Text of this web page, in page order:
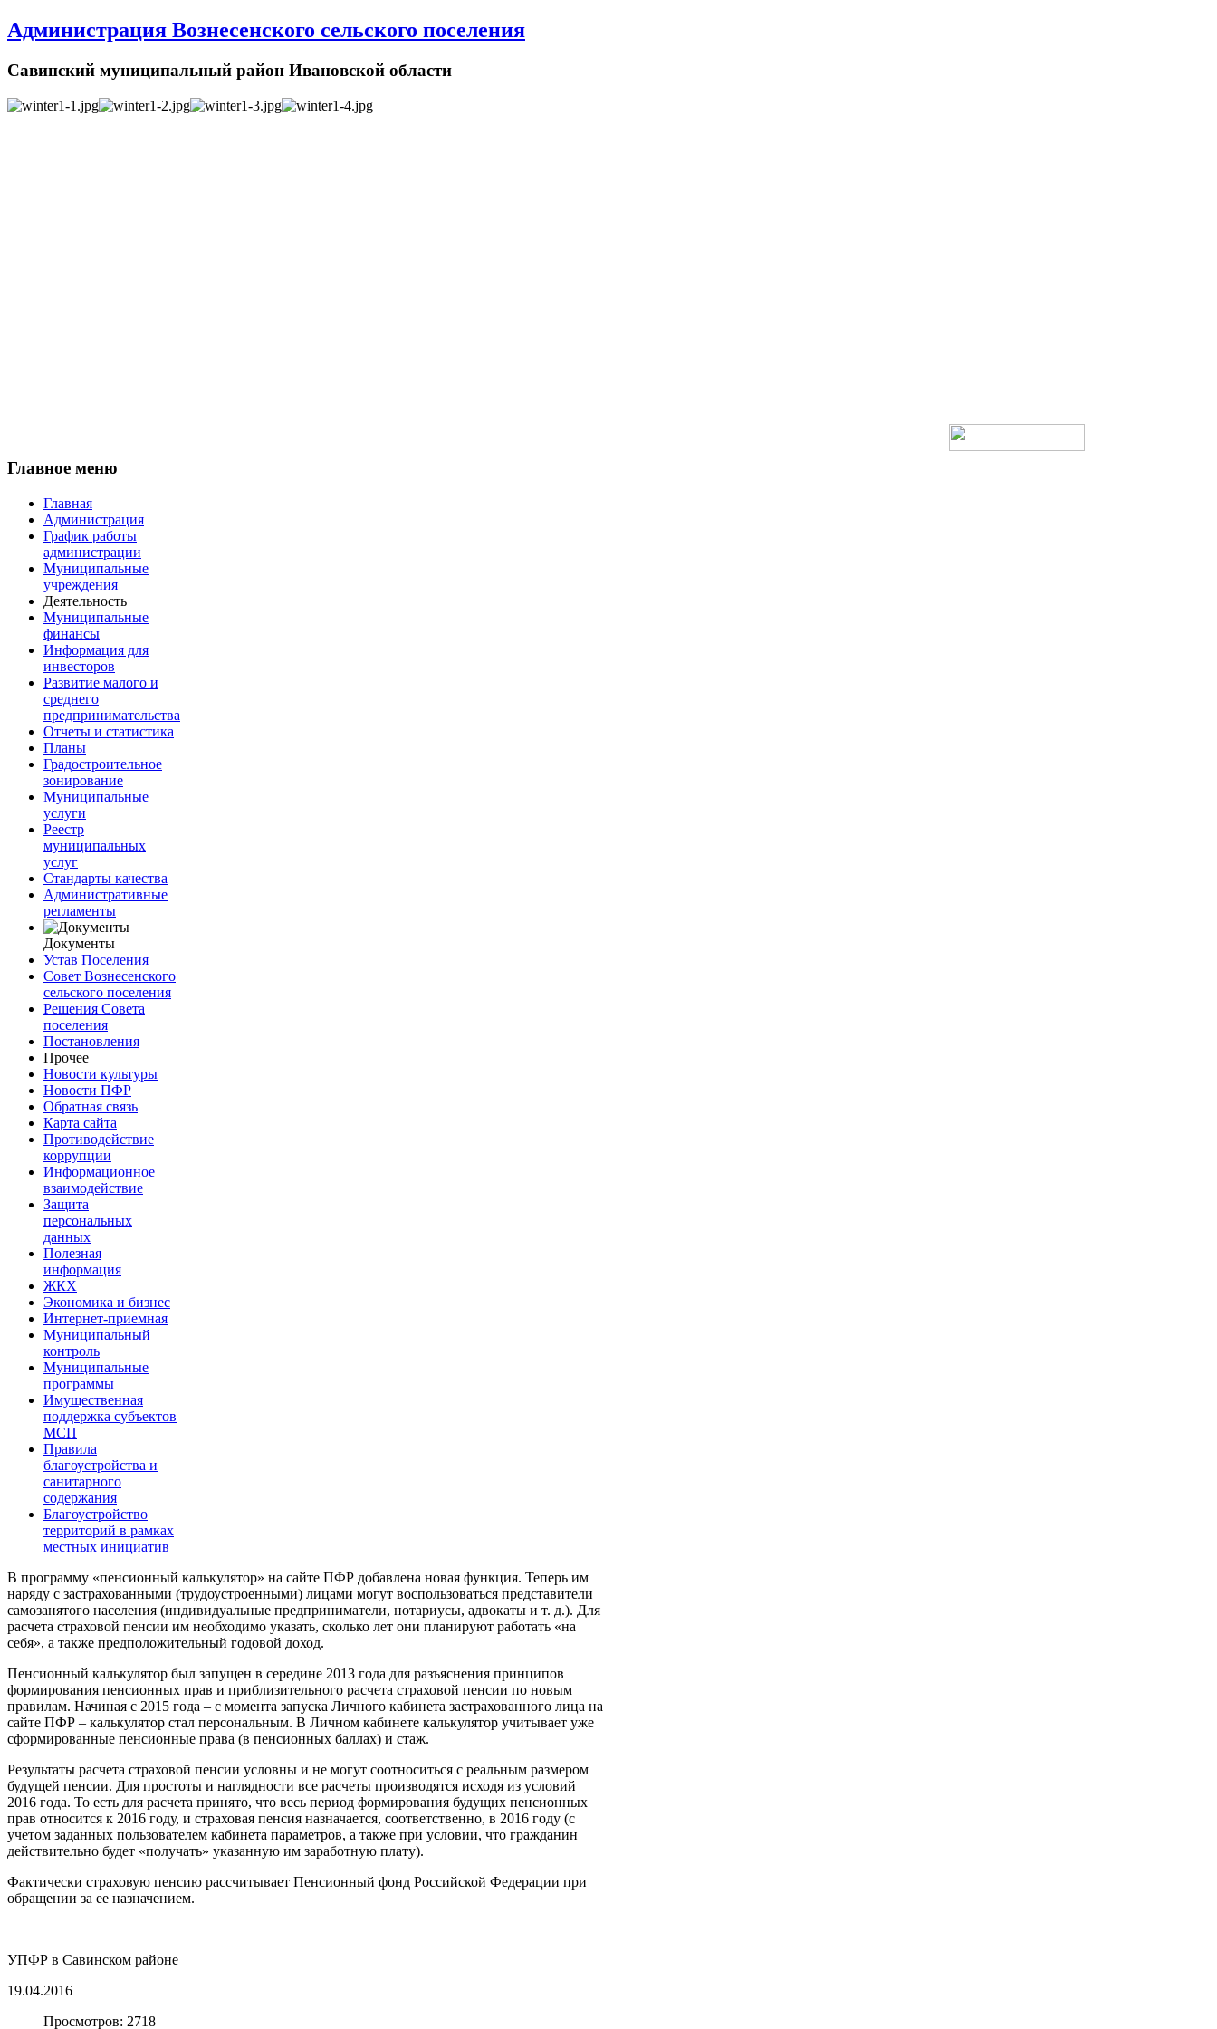
Администрация Вознесенского сельского поселения
Савинский муниципальный район Ивановской области
Главное меню
Главная
Администрация
График работы
администрации
Муниципальные
учреждения
Деятельность
Муниципальные
финансы
Информация для
инвесторов
Развитие малого и
среднего
предпринимательства
Отчеты и статистика
Планы
Градостроительное
зонирование
Муниципальные
услуги
Реестр
муниципальных
услуг
Стандарты качества
Административные
регламенты
Документы
Устав Поселения
Совет Вознесенского
сельского поселения
Решения Совета
поселения
Постановления
Прочее
Новости культуры
Новости ПФР
Обратная связь
Карта сайта
Противодействие
коррупции
Информационное
взаимодействие
Защита
персональных
данных
Полезная
информация
ЖКХ
Экономика и бизнес
Интернет-приемная
Муниципальный
контроль
Муниципальные
программы
Имущественная
поддержка субъектов
МСП
Правила
благоустройства и
санитарного
содержания
Благоустройство
территорий в рамках
местных инициатив
В программу «пенсионный калькулятор» на сайте ПФР добавлена новая функция. Теперь им
наряду с застрахованными (трудоустроенными) лицами могут воспользоваться представители
самозанятого населения (индивидуальные предприниматели, нотариусы, адвокаты и т. д.). Для
расчета страховой пенсии им необходимо указать, сколько лет они планируют работать «на
себя», а также предположительный годовой доход.
Пенсионный калькулятор был запущен в середине 2013 года для разъяснения принципов
формирования пенсионных прав и приблизительного расчета страховой пенсии по новым
правилам. Начиная с 2015 года – с момента запуска Личного кабинета застрахованного лица на
сайте ПФР – калькулятор стал персональным. В Личном кабинете калькулятор учитывает уже
сформированные пенсионные права (в пенсионных баллах) и стаж.
Результаты расчета страховой пенсии условны и не могут соотноситься с реальным размером
будущей пенсии. Для простоты и наглядности все расчеты производятся исходя из условий
2016 года. То есть для расчета принято, что весь период формирования будущих пенсионных
прав относится к 2016 году, и страховая пенсия назначается, соответственно, в 2016 году (с
учетом заданных пользователем кабинета параметров, а также при условии, что гражданин
действительно будет «получать» указанную им заработную плату).
Фактически страховую пенсию рассчитывает Пенсионный фонд Российской Федерации при
обращении за ее назначением.
УПФР в Савинском районе
19.04.2016
Просмотров: 2718